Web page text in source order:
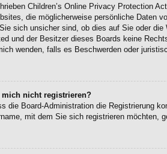
Children’s Online Privacy Protection
die möglicherweise persönliche Daten
sich unsicher sind, ob dies auf Sie oder
und der Besitzer dieses Boards keine
wenden, falls es Beschwerden oder
mich nicht registrieren?
die Board-Administration die Registrierung
mit dem Sie sich registrieren möchten,